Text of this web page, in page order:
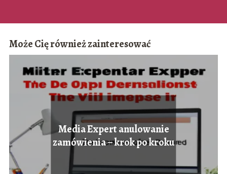
Może Cię również zainteresować
Media Expert anulowanie
zamówienia – krok po kroku